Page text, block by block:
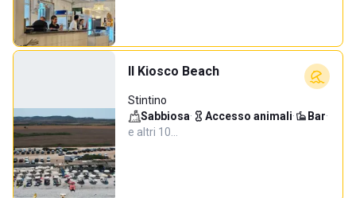
Il Kiosco Beach
Stintino
Sabbiosa· Accesso animali· Bar·
e altri 10…